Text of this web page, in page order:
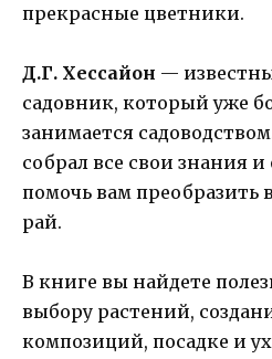
прекрасные цветники.
Д.Г. Хессайон —
садовник, который уже
занимается
собрал все свои знания
помочь вам преобразить
рай.
В книге вы найдете
выбору растений,
композиций, посадке и